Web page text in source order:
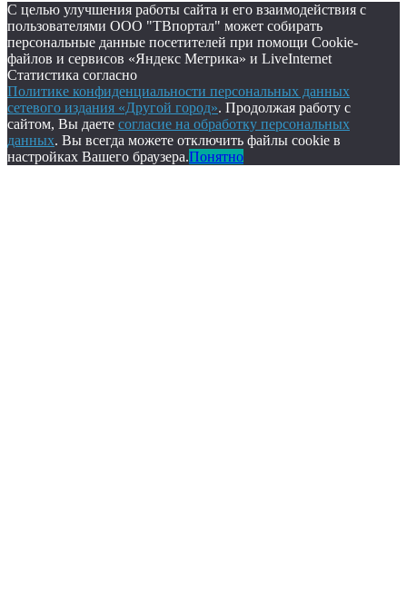
С целью улучшения работы сайта и его взаимодействия с
пользователями ООО "ТВпортал" может собирать
персональные данные посетителей при помощи Cookie-
файлов и сервисов «Яндекс Метрика» и LiveInternet
Статистика согласно
Политике конфиденциальности персональных данных
сетевого издания «Другой город». Продолжая работу с
сайтом, Вы даете согласие на обработку персональных
данных. Вы всегда можете отключить файлы cookie в
настройках Вашего браузера.Понятно